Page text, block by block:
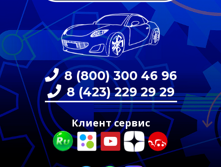
8 (800) 300 46 96
8 (423) 229 29 29
Клиент сервис